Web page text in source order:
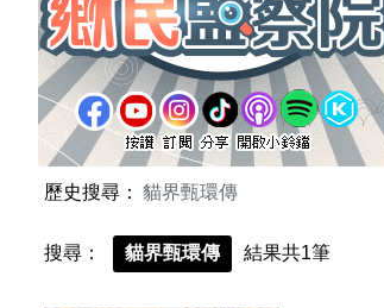
歷史搜尋： 貓界甄環傳
搜尋： 貓界甄環傳 結果共1筆